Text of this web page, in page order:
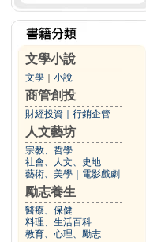
文學小說
文學 小說
商管創投
財經投資 行銷企管
人文藝坊
宗教、哲學
社會、人文、史地
藝術、美學
電影戲劇
勵志養生
醫療、保健
料理、生活百科
教育、心理、勵志